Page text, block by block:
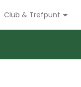
Club & Trefpunt